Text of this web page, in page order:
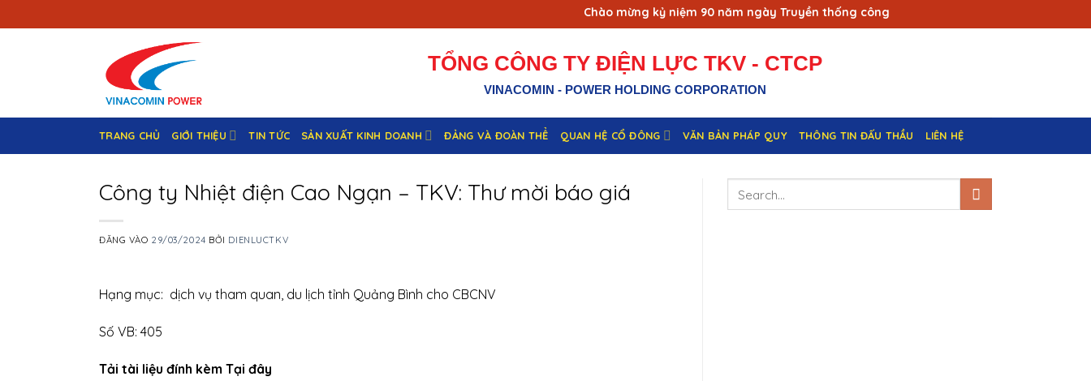
qua
Chào mừng kỷ niệm 90 năm ngày Truyền thống công nhân Vùng mỏ - Truyền thống ngành
TỔNG CÔNG TY ĐIỆN LỰC TKV - CTCP
VINACOMIN - POWER HOLDING CORPORATION
TRANG CHỦ GIỚI THIỆU TIN TỨC SẢN XUẤT KINH DOANH ĐẢNG VÀ ĐOÀN THỂ QUAN HỆ CỔ ĐÔNG VĂN BẢN PHÁP QUY THÔNG TIN ĐẤU THẦU LIÊN HỆ
Công ty Nhiệt điện Cao Ngạn – TKV: Thư mời báo giá
ĐĂNG VÀO 29/03/2024 BỞI DIENLUCTKV
Hạng mục: dịch vụ tham quan, du lịch tỉnh Quảng Bình cho CBCNV
Số VB: 405
Tải tài liệu đính kèm Tại đây